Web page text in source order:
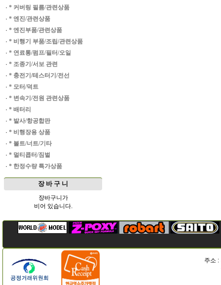
· * 커버링 필름/관련상품
· * 엔진/관련상품
· * 엔진부품/관련상품
· * 비행기 부품/조립/관련상품
· * 연료통/펌프/필터/오일
· * 조종기/서보 관련
· * 충전기/테스터기/전선
· * 모터/덕트
· * 변속기/전원 관련상품
· * 배터리
· * 발사/항공합판
· * 비행장용 상품
· * 볼트/너트/기타
· * 멀티콥터/짐벌
· * 한정수량 특가상품
장 바 구 니
장바구니가
비어 있습니다.
주소